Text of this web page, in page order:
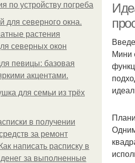
по устройству погреба
для северного окна.
растения
северных окон
певицы: базовая
акцентами.
для семьи из трёх
в получении
за ремонт
написать расписку в
за выполненные
Мини